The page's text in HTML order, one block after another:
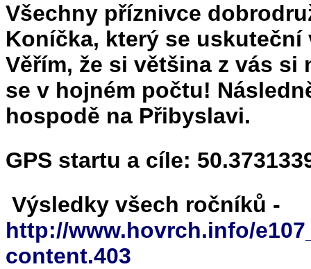
Všechny příznivce
Koníčka, který se
Věřím, že si většina z vás si
se v hojném počtu!
hospodě na Přibyslavi.
GPS startu a cíle:
Výsledky všech ročníků -
http://www.hovrch.info/
content.403